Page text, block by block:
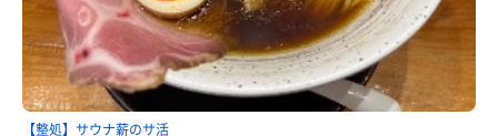
【整処】サウナ薪のサ活